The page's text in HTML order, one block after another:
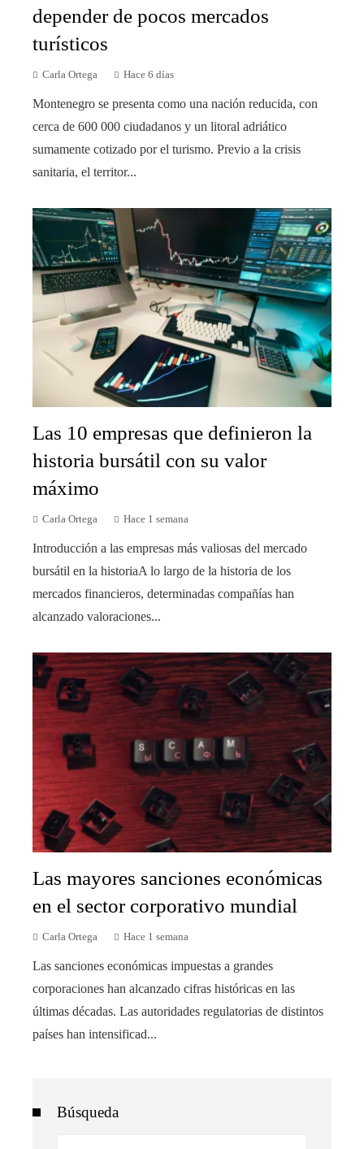
depender de pocos mercados
turísticos
Carla Ortega Hace 6 días
Montenegro se presenta como una nación reducida, con
cerca de 600 000 ciudadanos y un litoral adriático
sumamente cotizado por el turismo. Previo a la crisis
sanitaria, el territor...
Las 10 empresas que definieron la
historia bursátil con su valor
máximo
Carla Ortega Hace 1 semana
Introducción a las empresas más valiosas del mercado
bursátil en la historiaA lo largo de la historia de los
mercados financieros, determinadas compañías han
alcanzado valoraciones...
Las mayores sanciones económicas
en el sector corporativo mundial
Carla Ortega Hace 1 semana
Las sanciones económicas impuestas a grandes
corporaciones han alcanzado cifras históricas en las
últimas décadas. Las autoridades regulatorias de distintos
países han intensificad...
Búsqueda